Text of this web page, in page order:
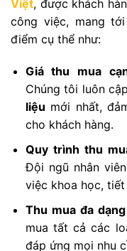
công việc, mang
điểm cụ thể như:
Giá thu mua
Chúng tôi luôn
liệu mới nhất,
cho khách hàng.
Quy trình thu
Đội ngũ nhân
việc khoa học, tiết
Thu mua đa
mua tất cả các
đáp ứng mọi nhu